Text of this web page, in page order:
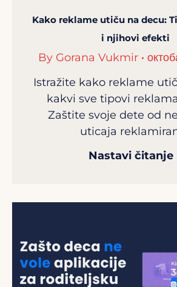
Kako reklame utiču na decu:
i njihovi efekti
By Gorana Vukmir
Istražite kako reklame
kakvi sve tipovi
Zaštite svoje dete od
uticaja
Nastavi čitanje